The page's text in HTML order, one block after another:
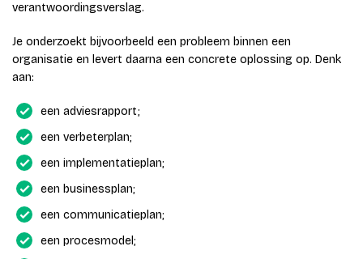
verantwoordingsverslag.
Je onderzoekt bijvoorbeeld een probleem binnen een
organisatie en levert daarna een concrete oplossing op. Denk
aan:
een adviesrapport;
een verbeterplan;
een implementatieplan;
een businessplan;
een communicatieplan;
een procesmodel;